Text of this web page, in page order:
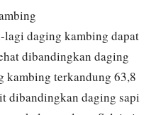
daging kambing dapat
dibandingkan daging
kambing terkandung 63,8
dibandingkan daging sapi